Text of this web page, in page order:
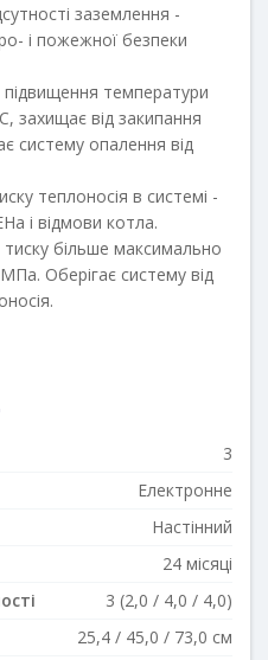
заземлення -
і пожежної безпеки
підвищення температури
захищає від закипання
систему опалення від
теплоносія в системі -
і відмови котла.
тиску більше максимально
Оберігає систему від
3
Електронне
Настінний
24 місяці
3 (2,0 / 4,0 / 4,0)
25,4 / 45,0 / 73,0 см